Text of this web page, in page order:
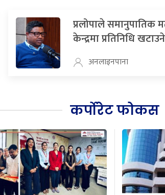
प्रलोपाले समानुपातिक
केन्द्रमा प्रतिनिधि खटाउने
अनलाइनपाना
कर्पोरेट फोकस